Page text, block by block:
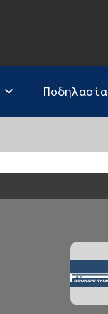
Ποδηλασία